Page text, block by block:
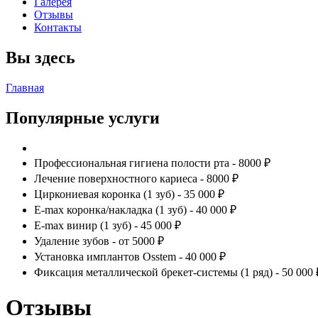
Отзывы
Контакты
Вы здесь
Главная
Популярные услуги
Профессиональная гигиена полости рта - 8000 ₽
Лечение поверхностного кариеса - 8000 ₽
Циркониевая коронка (1 зуб) - 35 000 ₽
E-max коронка/накладка (1 зуб) - 40 000 ₽
E-max винир (1 зуб) - 45 000 ₽
Удаление зубов - от 5000 ₽
Установка имплантов Osstem - 40 000 ₽
Фиксация металлической брекет-системы (1 ряд) - 50 000
Отзывы